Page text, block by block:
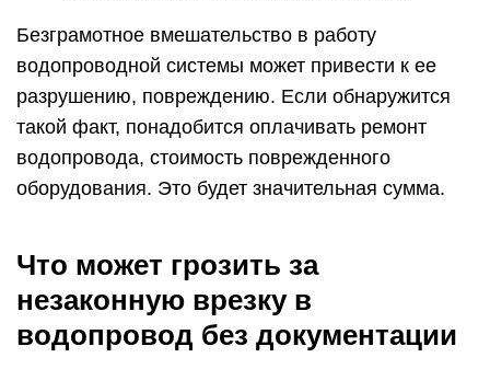
Безграмотное вмешательство в работу
водопроводной системы может привести к ее
разрушению, повреждению. Если обнаружится
такой факт, понадобится оплачивать ремонт
водопровода, стоимость поврежденного
оборудования. Это будет значительная сумма.
Что может грозить за
незаконную врезку в
водопровод без документации